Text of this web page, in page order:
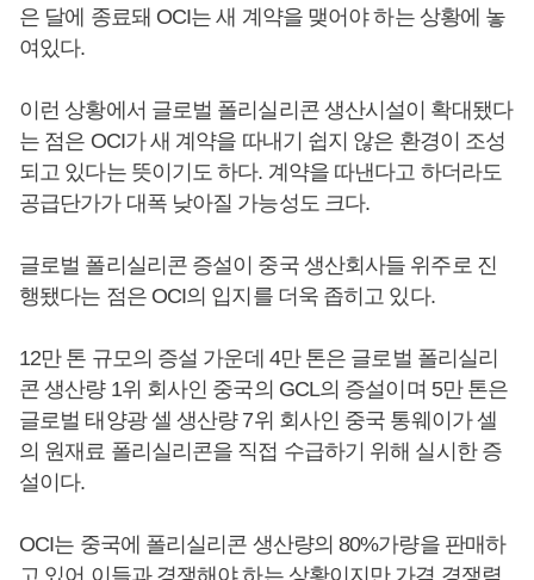
은 달에 종료돼 OCI는 새 계약을 맺어야 하는 상황에 놓
여있다.
이런 상황에서 글로벌 폴리실리콘 생산시설이 확대됐다
는 점은 OCI가 새 계약을 따내기 쉽지 않은 환경이 조성
되고 있다는 뜻이기도 하다. 계약을 따낸다고 하더라도
공급단가가 대폭 낮아질 가능성도 크다.
글로벌 폴리실리콘 증설이 중국 생산회사들 위주로 진
행됐다는 점은 OCI의 입지를 더욱 좁히고 있다.
12만 톤 규모의 증설 가운데 4만 톤은 글로벌 폴리실리
콘 생산량 1위 회사인 중국의 GCL의 증설이며 5만 톤은
글로벌 태양광 셀 생산량 7위 회사인 중국 통웨이가 셀
의 원재료 폴리실리콘을 직접 수급하기 위해 실시한 증
설이다.
OCI는 중국에 폴리실리콘 생산량의 80%가량을 판매하